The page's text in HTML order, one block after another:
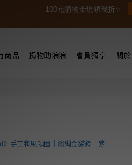
商品 捐物助浪浪 會員獨享 關
100元購物金現領現折✨